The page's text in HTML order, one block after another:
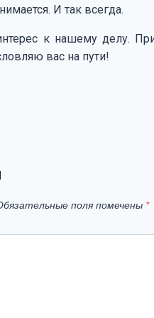
И так всегда.
к нашему делу.
вас на пути!
поля помечены *